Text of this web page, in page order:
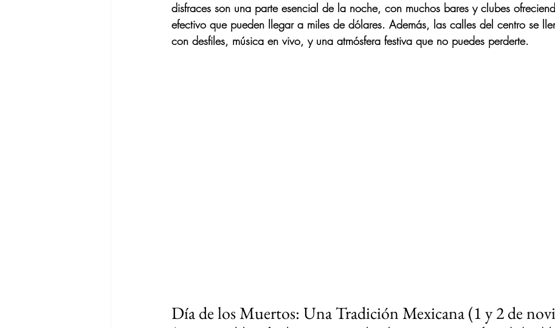
disfraces son una parte esencial de la noche, con muchos bares y clubes
efectivo que pueden llegar a miles de dólares. Además, las calles del centro se
con desfiles, música en vivo, y una atmósfera festiva que no puedes perderte.
Día de los Muertos: Una Tradición Mexicana (1 y 2 de